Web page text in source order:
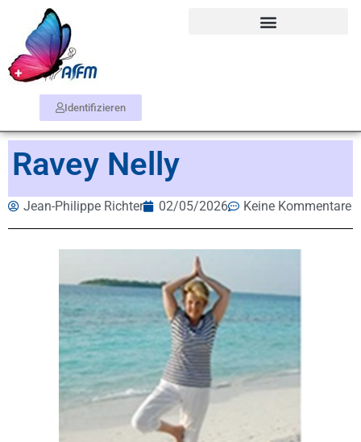
Identifizieren
Ravey Nelly
Jean-Philippe Richter 02/05/2026 Keine Kommentare